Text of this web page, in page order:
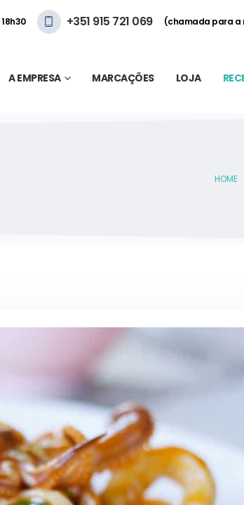
+351 915 721 069 (chamada para a
A EMPRESA MARCAÇÕES LOJA
HOME